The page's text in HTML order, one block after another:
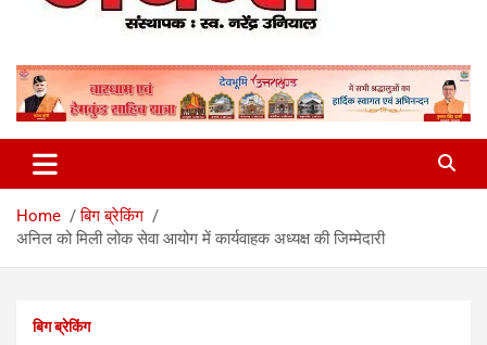
Dainik Jayant
Home
बिग ब्रेकिंग
अनिल को मिली लोक सेवा आयोग में कार्यवाहक अध्यक्ष की जिम्मेदारी
बिग ब्रेकिंग